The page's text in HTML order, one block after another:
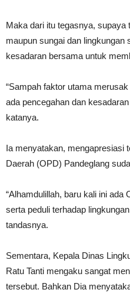
Maka dari itu tegasnya,
maupun sungai dan lingkungan
kesadaran bersama untuk
“Sampah faktor utama
ada pencegahan dan
katanya.
Ia menyatakan, mengapresiasi
Daerah (OPD) Pandeglang
“Alhamdulillah, baru kali ini
serta peduli terhadap
tandasnya.
Sementara, Kepala Dinas
Ratu Tanti mengaku sangat
tersebut. Bahkan Dia